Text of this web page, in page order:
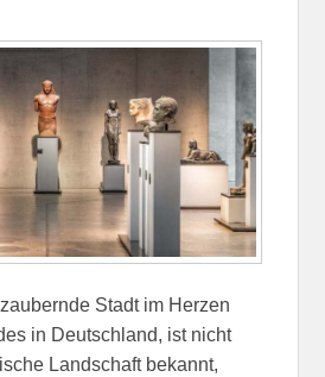
Stadt im Herzen
in Deutschland, ist nicht
Landschaft bekannt,